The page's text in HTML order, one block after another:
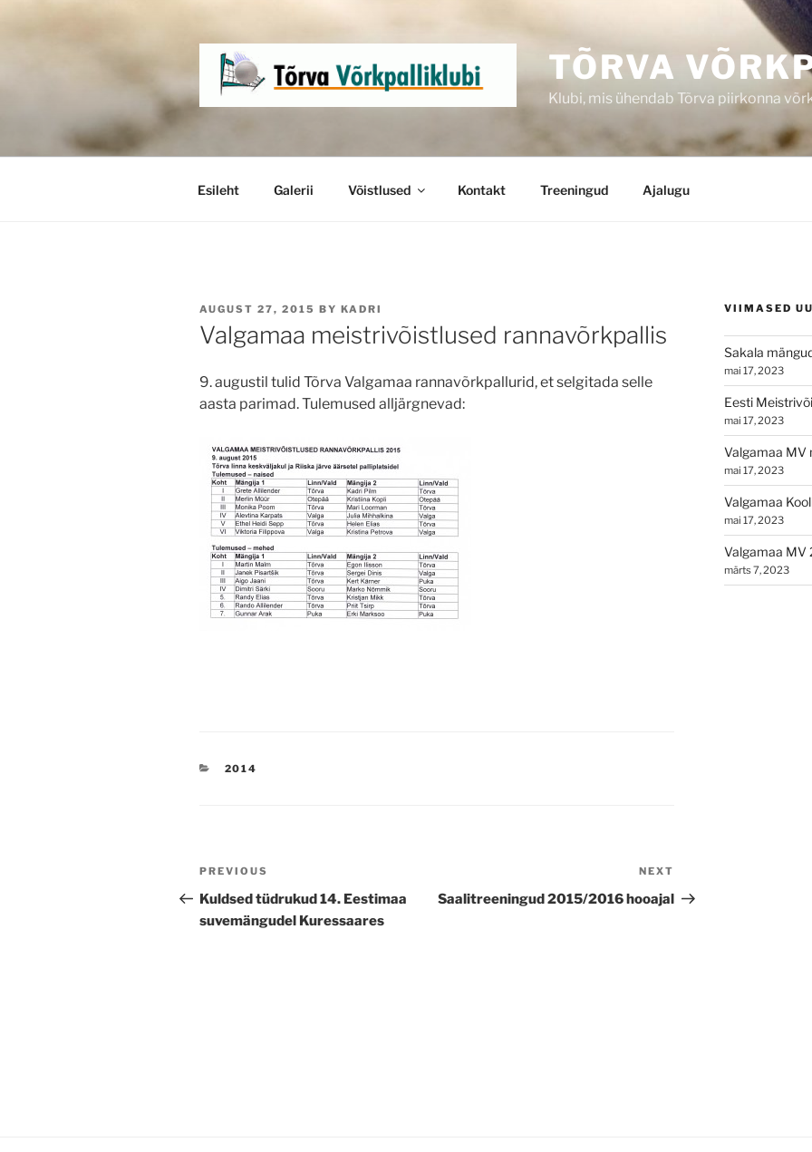
TÕRVA
Klubi, mis ühendab Tõrva piirkonna
Esileht Galerii Võistlused Kontakt Treeningud Ajalugu
POSTED
ON
AUGUST 27, 2015 BY KADRI
Valgamaa meistrivõistlused rannavõrkpallis
9. augustil tulid Tõrva Valgamaa rannavõrkpallurid, et selgitada selle
aasta parimad. Tulemused alljärgnevad:
CATEGORIES
2014
Navigeerimine
Previous
Post
PREVIOUS
Kuldsed tüdrukud 14. Eestimaa
suvemängudel Kuressaares
Post
NEXT
Saalitreeningud 2015/2016 hooajal
VIIMASED
Sakala
mai 17, 2023
Eesti
mai 17, 2023
Valgamaa MV
mai 17, 2023
Valgamaa
mai 17, 2023
Valgamaa MV
märts 7, 2023